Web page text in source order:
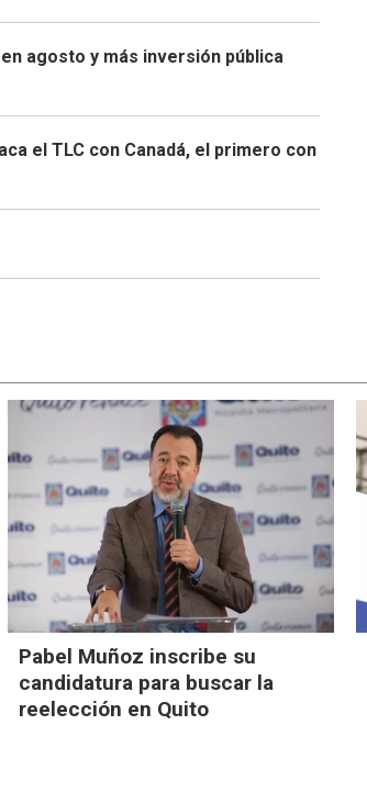
agosto y más inversión pública
el TLC con Canadá, el primero con
Pabel Muñoz inscribe su
candidatura para buscar la
reelección en Quito